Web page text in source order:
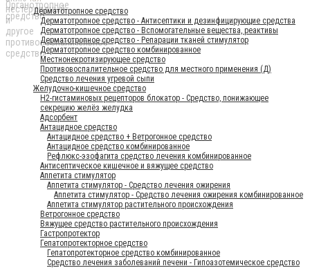
Дерматотропное средство
Дерматотропное средство - Антисептики и дезинфицирующие средства
Дерматотропное средство - Вспомогательные вещества, реактивы
Дерматотропное средство - Репарации тканей стимулятор
Дерматотропное средство комбинированное
Местнонекротизирующее средство
Противовоспалительное средство для местного применения (Д)
Средство лечения угревой сыпи
Желудочно-кишечное средство
H2-гистаминовых рецепторов блокатор - Средство, понижающее
секрецию желёз желудка
Адсорбент
Антацидное средство
Антацидное средство + Ветрогонное средство
Антацидное средство комбинированное
Рефлюкс-эзофагита средство лечения комбинированное
Антисептическое кишечное и вяжущее средство
Аппетита стимулятор
Аппетита стимулятор - Средство лечения ожирения
Аппетита стимулятор - Средство лечения ожирения комбинированное
Аппетита стимулятор растительного происхождения
Ветрогонное средство
Вяжущее средство растительного происхождения
Гастропротектор
Гепатопротекторное средство
Гепатопротекторное средство комбинированное
Средство лечения заболеваний печени - Гипоазотемическое средство